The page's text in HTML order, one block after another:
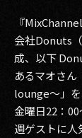
『
会社Donuts
成、以下
あるマオさ
lounge～」
金曜日22：
週ゲストに人